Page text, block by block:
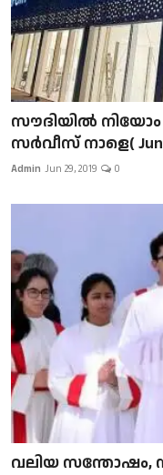
സൗദിയിൽ
സർവീസ് നാളെ(
Admin Jun 29, 2019 0
വലിയ സന്തോഷം,